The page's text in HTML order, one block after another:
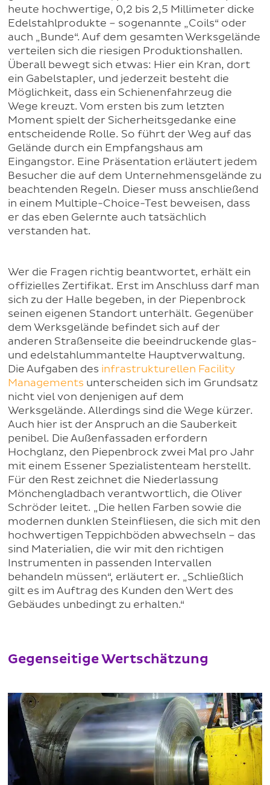
heute hochwertige, 0,2 bis 2,5 Millimeter dicke
Edelstahlprodukte – sogenannte „Coils“ oder
auch „Bunde“. Auf dem gesamten Werksgelände
verteilen sich die riesigen Produktionshallen.
Überall bewegt sich etwas: Hier ein Kran, dort
ein Gabelstapler, und jederzeit besteht die
Möglichkeit, dass ein Schienenfahrzeug die
Wege kreuzt. Vom ersten bis zum letzten
Moment spielt der Sicherheitsgedanke eine
entscheidende Rolle. So führt der Weg auf das
Gelände durch ein Empfangshaus am
Eingangstor. Eine Präsentation erläutert jedem
Besucher die auf dem Unternehmensgelände zu
beachtenden Regeln. Dieser muss anschließend
in einem Multiple-Choice-Test beweisen, dass
er das eben Gelernte auch tatsächlich
verstanden hat.
Wer die Fragen richtig beantwortet, erhält ein
offizielles Zertifikat. Erst im Anschluss darf man
sich zu der Halle begeben, in der Piepenbrock
seinen eigenen Standort unterhält. Gegenüber
dem Werksgelände befindet sich auf der
anderen Straßenseite die beeindruckende glas-
und edelstahlummantelte Hauptverwaltung.
Die Aufgaben des infrastrukturellen Facility
Managements unterscheiden sich im Grundsatz
nicht viel von denjenigen auf dem
Werksgelände. Allerdings sind die Wege kürzer.
Auch hier ist der Anspruch an die Sauberkeit
penibel. Die Außenfassaden erfordern
Hochglanz, den Piepenbrock zwei Mal pro Jahr
mit einem Essener Spezialistenteam herstellt.
Für den Rest zeichnet die Niederlassung
Mönchengladbach verantwortlich, die Oliver
Schröder leitet. „Die hellen Farben sowie die
modernen dunklen Steinfliesen, die sich mit den
hochwertigen Teppichböden abwechseln – das
sind Materialien, die wir mit den richtigen
Instrumenten in passenden Intervallen
behandeln müssen“, erläutert er. „Schließlich
gilt es im Auftrag des Kunden den Wert des
Gebäudes unbedingt zu erhalten.“
Gegenseitige Wertschätzung